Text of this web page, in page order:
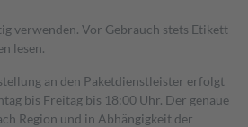
verwenden. Vor Gebrauch stets Etikett
lesen.
an den Paketdienstleister erfolgt
bis Freitag bis 18:00 Uhr. Der genaue
Region und in Abhängigkeit der